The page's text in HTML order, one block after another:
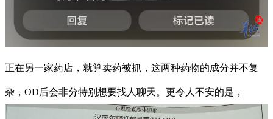
正在另一家药店，就算卖药被抓，这两种药物的成分并不复
杂，OD后会非分特别想要找人聊天。更令人不安的是，